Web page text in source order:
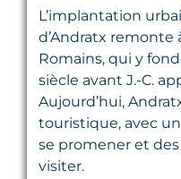
L’implantation
d’Andratx remonte
Romains, qui y
siècle avant J.-C.
Aujourd’hui,
touristique, avec
se promener et
visiter.